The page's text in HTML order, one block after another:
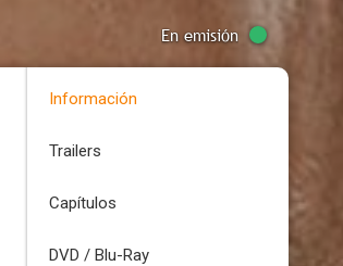
En emisión
Información
Trailers
Capítulos
DVD / Blu-Ray